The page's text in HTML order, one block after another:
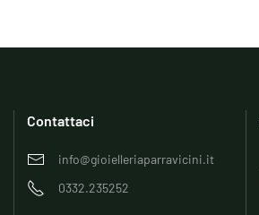
Contattaci
info@gioielleriaparravicini.it
0332.235252